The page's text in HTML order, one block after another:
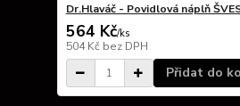
Dr.Hlaváč - Povidlová náplň
564 Kč/ks
504 Kč bez DPH
Přidat do